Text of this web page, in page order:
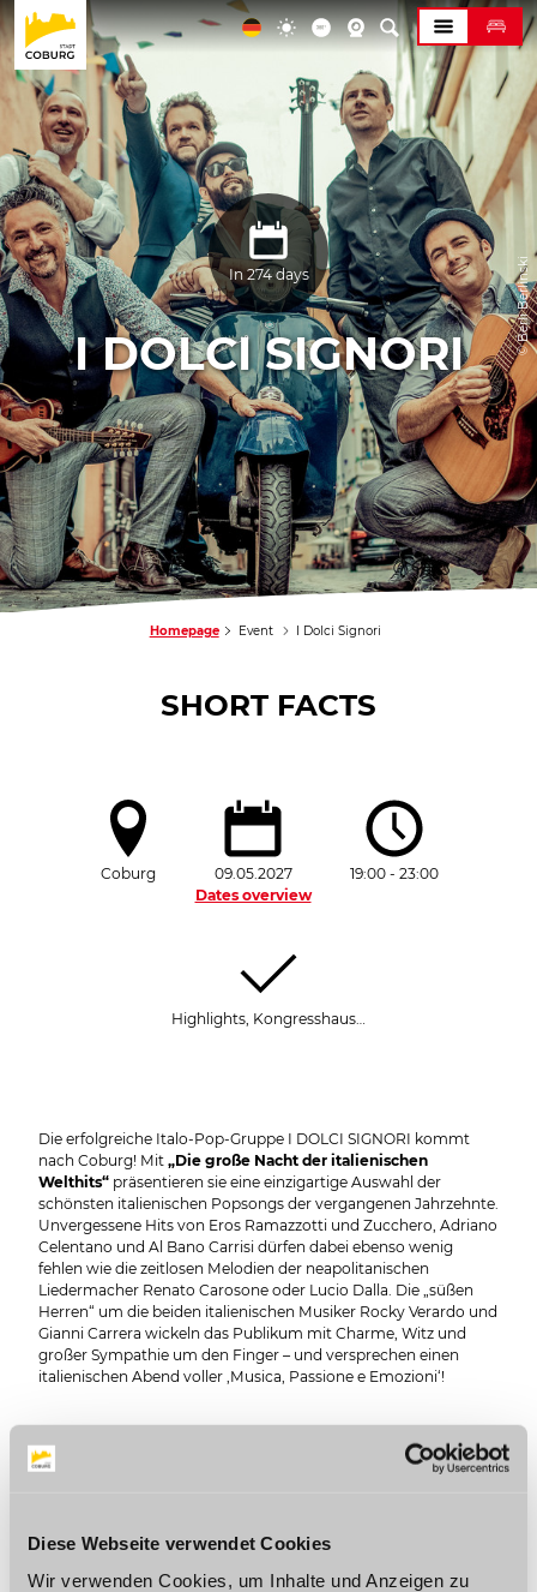
Diese Webseite verwendet Cookies
Wir verwenden Cookies, um Inhalte und Anzeigen zu
© Berli Berlinski
In 274 days
I DOLCI SIGNORI
Homepage Event I Dolci Signori
SHORT FACTS
Coburg
09.05.2027
Dates overview
19:00 - 23:00
Highlights, Kongresshaus…
Die erfolgreiche Italo-Pop-Gruppe I DOLCI SIGNORI kommt
nach Coburg! Mit „Die große Nacht der italienischen
Welthits“ präsentieren sie eine einzigartige Auswahl der
schönsten italienischen Popsongs der vergangenen Jahrzehnte.
Unvergessene Hits von Eros Ramazzotti und Zucchero, Adriano
Celentano und Al Bano Carrisi dürfen dabei ebenso wenig
fehlen wie die zeitlosen Melodien der neapolitanischen
Liedermacher Renato Carosone oder Lucio Dalla. Die „süßen
Herren“ um die beiden italienischen Musiker Rocky Verardo und
Gianni Carrera wickeln das Publikum mit Charme, Witz und
großer Sympathie um den Finger – und versprechen einen
italienischen Abend voller ‚Musica, Passione e Emozioni‘!